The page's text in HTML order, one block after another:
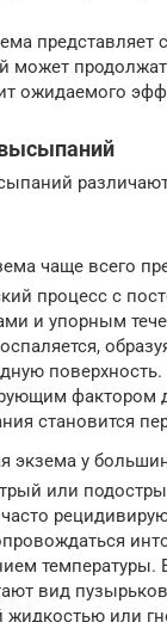
представляет
может
ожидаемого
чаще всего
процесс с
и упорным
фактором
становится
экзема у
или
температуры.
вид
жидкостью или